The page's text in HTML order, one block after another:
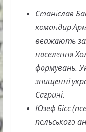
Станіслав
командир
вважають
населення
формувань.
знищенні
Сагрині.
Юзеф Бісс
польського